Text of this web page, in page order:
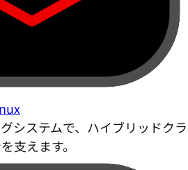
システムで、ハイブリッドクラ
支えます。